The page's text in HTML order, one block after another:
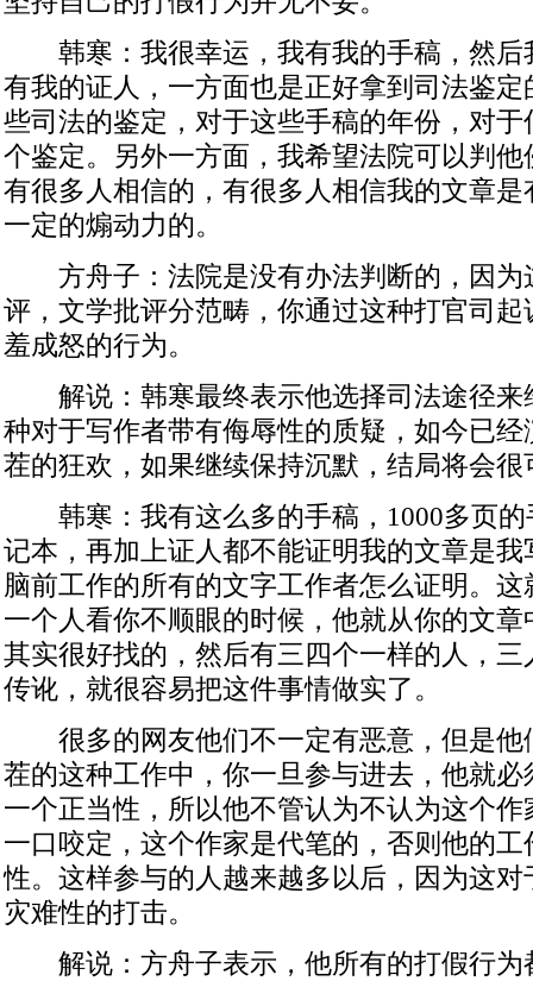
韩寒：我很幸运，我有我的手稿，然后
有我的证人，一方面也是正好拿到司法鉴
些司法的鉴定，对于这些手稿的年份，对
个鉴定。另外一方面，我希望法院可以判
有很多人相信的，有很多人相信我的文章
一定的煽动力的。
方舟子：法院是没有办法判断的，因为
评，文学批评分范畴，你通过这种打官司
羞成怒的行为。
解说：韩寒最终表示他选择司法途径来
种对于写作者带有侮辱性的质疑，如今已
茬的狂欢，如果继续保持沉默，结局将会很
韩寒：我有这么多的手稿，1000多页的
记本，再加上证人都不能证明我的文章是
脑前工作的所有的文字工作者怎么证明。
一个人看你不顺眼的时候，他就从你的文
其实很好找的，然后有三四个一样的人，
传讹，就很容易把这件事情做实了。
很多的网友他们不一定有恶意，但是他
茬的这种工作中，你一旦参与进去，他就
一个正当性，所以他不管认为不认为这个
一口咬定，这个作家是代笔的，否则他的
性。这样参与的人越来越多以后，因为这
灾难性的打击。
解说：方舟子表示，他所有的打假行为